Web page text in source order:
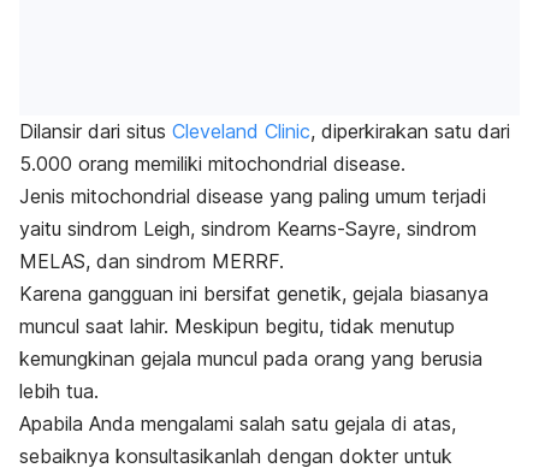
Dilansir dari situs Cleveland Clinic, diperkirakan satu dari
5.000 orang memiliki mitochondrial disease.
Jenis mitochondrial disease yang paling umum terjadi
yaitu sindrom Leigh, sindrom Kearns-Sayre, sindrom
MELAS, dan sindrom MERRF.
Karena gangguan ini bersifat genetik, gejala biasanya
muncul saat lahir. Meskipun begitu, tidak menutup
kemungkinan gejala muncul pada orang yang berusia
lebih tua.
Apabila Anda mengalami salah satu gejala di atas,
sebaiknya konsultasikanlah dengan dokter untuk